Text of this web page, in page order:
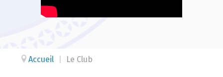
Accueil Le Club